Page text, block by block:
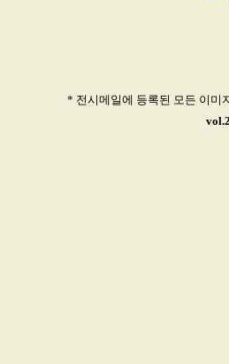
* 전시메일에 등록된 모든 이미